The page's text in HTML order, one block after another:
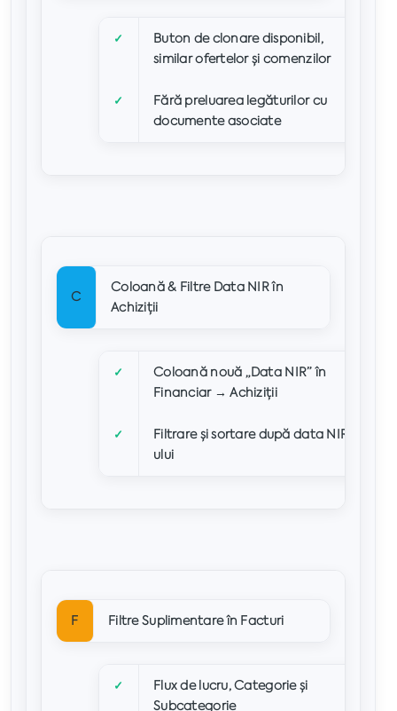
✓
Buton de clonare disponibil,
similar ofertelor și comenzilor
✓
Fără preluarea legăturilor cu
documente asociate
C
Coloană & Filtre Data NIR în
Achiziții
✓
Coloană nouă „Data NIR” în
Financiar → Achiziții
✓
Filtrare și sortare după data NIR-
ului
F Filtre Suplimentare în Facturi
✓
Flux de lucru, Categorie și
Subcategorie